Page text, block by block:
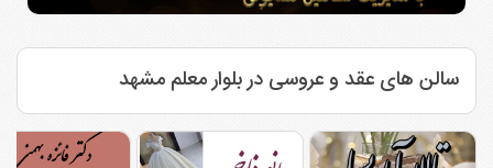
سالن های عقد و عروسی در بلوار معلم مشهد